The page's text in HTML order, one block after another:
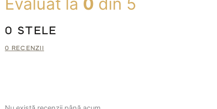
0 STELE
0 RECENZII